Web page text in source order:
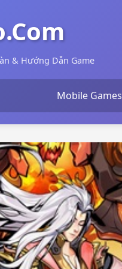
& Hướng Dẫn Game
Mobile Games